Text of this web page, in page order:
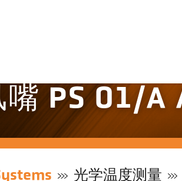
嘴 PS 01/A
光学温度测量